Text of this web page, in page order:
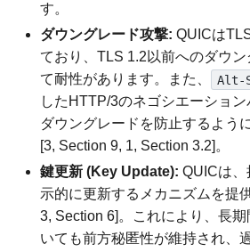
す。
ダウングレード攻撃: QUICは
ており、TLS 1.2以前へのダウ
て耐性があります。また、
Alt-
したHTTP/3のネゴシエーショ
ダウングレードを防止するよう
[3, Section 9, 1, Section 3.2]。
鍵更新 (Key Update): QUICは、
示的に更新するメカニズムを提
3, Section 6]。これにより、長
いても前方秘匿性が維持され、